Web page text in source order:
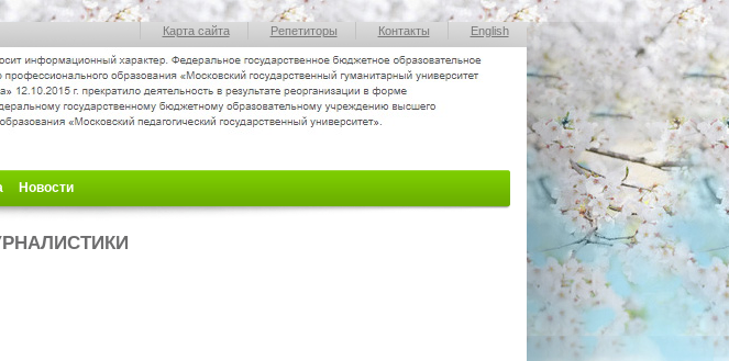
Карта сайта Репетиторы Контакты English
Новости